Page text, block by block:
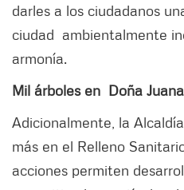
darles a los ciudadanos
ciudad ambientalmente
armonía.
Mil árboles en Doña Juana
Adicionalmente, la
más en el Relleno
acciones permiten